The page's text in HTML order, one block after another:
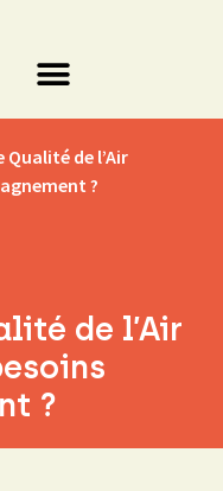
de l’Air
?
de l’Air
?